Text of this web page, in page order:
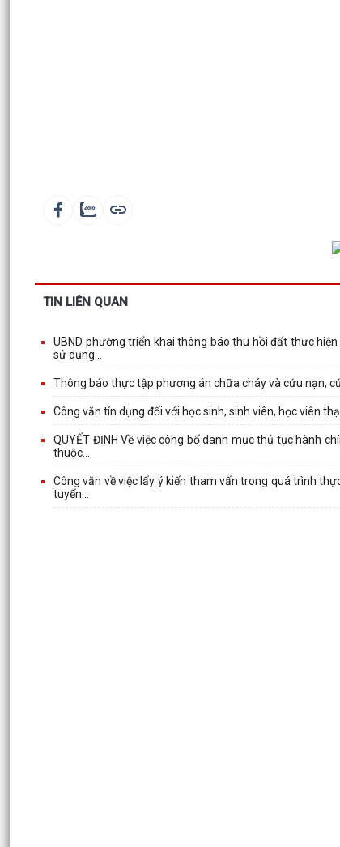
TIN LIÊN QUAN
UBND phường triển khai thông báo thu hồi đất thực
sử dụng...
Thông báo thực tập phương án chữa cháy và cứu nạn,
Công văn tín dụng đối với học sinh, sinh viên, học viên
QUYẾT ĐỊNH Về việc công bố danh mục thủ tục hành
thuộc...
Công văn về việc lấy ý kiến tham vấn trong quá trình
tuyến...